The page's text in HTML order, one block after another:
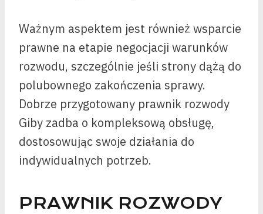
Ważnym aspektem jest również wsparcie
prawne na etapie negocjacji warunków
rozwodu, szczególnie jeśli strony dążą do
polubownego zakończenia sprawy.
Dobrze przygotowany prawnik rozwody
Giby zadba o kompleksową obsługę,
dostosowując swoje działania do
indywidualnych potrzeb.
PRAWNIK ROZWODY